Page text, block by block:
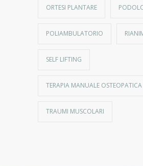
ORTESI PLANTARE
POLIAMBULATORIO
SELF LIFTING
TERAPIA MANUALE OSTEOPATICA
TRAUMI MUSCOLARI